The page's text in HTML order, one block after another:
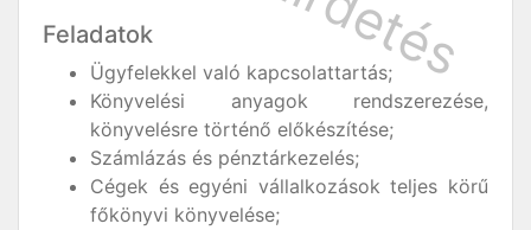
Feladatok
Ügyfelekkel való kapcsolattartás;
Könyvelési anyagok rendszerezése,
könyvelésre történő előkészítése;
Számlázás és pénztárkezelés;
Cégek és egyéni vállalkozások teljes körű
főkönyvi könyvelése;